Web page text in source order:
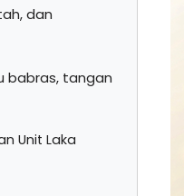
dan
babras, tangan
Unit Laka